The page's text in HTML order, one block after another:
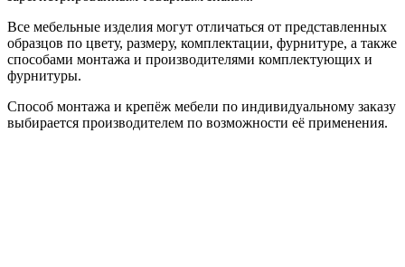
Все мебельные изделия могут отличаться от представленных
образцов по цвету, размеру, комплектации, фурнитуре, а также
способами монтажа и производителями комплектующих и
фурнитуры.
Способ монтажа и крепёж мебели по индивидуальному заказу
выбирается производителем по возможности её применения.